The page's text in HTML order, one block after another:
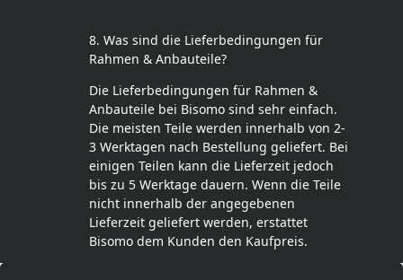
8. Was sind die Lieferbedingungen für
Rahmen & Anbauteile?
Die Lieferbedingungen für Rahmen &
Anbauteile bei Bisomo sind sehr einfach.
Die meisten Teile werden innerhalb von 2-
3 Werktagen nach Bestellung geliefert. Bei
einigen Teilen kann die Lieferzeit jedoch
bis zu 5 Werktage dauern. Wenn die Teile
nicht innerhalb der angegebenen
Lieferzeit geliefert werden, erstattet
Bisomo dem Kunden den Kaufpreis.